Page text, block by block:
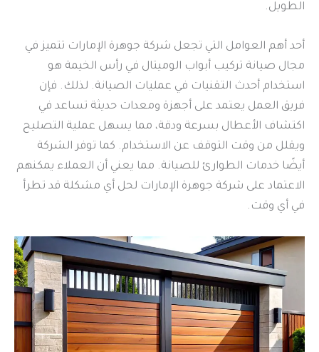
الطويل.
أحد أهم العوامل التي تجعل شركة جوهرة الإمارات تتميز في
مجال صيانة تركيب أبواب الوميتال في رأس الخيمة هو
استخدام أحدث التقنيات في عمليات الصيانة. لذلك. فإن
فريق العمل يعتمد على أجهزة ومعدات حديثة تساعد في
اكتشاف الأعطال بسرعة ودقة، مما يسهل عملية التصليح
ويقلل من وقت التوقف عن الاستخدام. كما توفر الشركة
أيضًا خدمات الطوارئ للصيانة. مما يعني أن العملاء يمكنهم
الاعتماد على شركة جوهرة الإمارات لحل أي مشكلة قد تطرأ
في أي وقت.